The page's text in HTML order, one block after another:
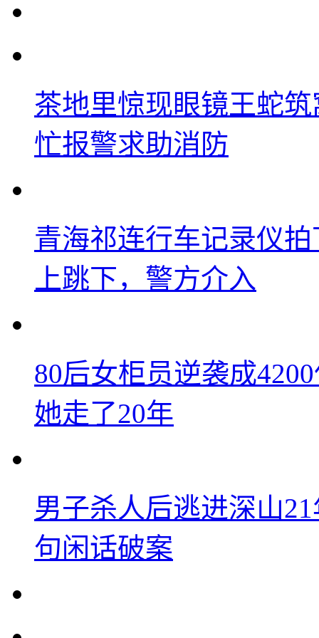
茶地里惊现眼镜王蛇
忙报警求助消防
青海祁连行车记录仪
上跳下，警方介入
80后女柜员逆袭成
她走了20年
男子杀人后逃进深山
句闲话破案